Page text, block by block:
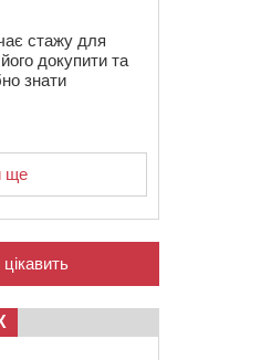
стажу для
його докупити та
знати
ще